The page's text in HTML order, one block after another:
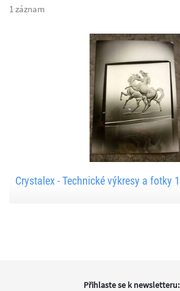
1 záznam
Crystalex - Technické výkresy a fotky 1
Přihlaste se k newsletteru: